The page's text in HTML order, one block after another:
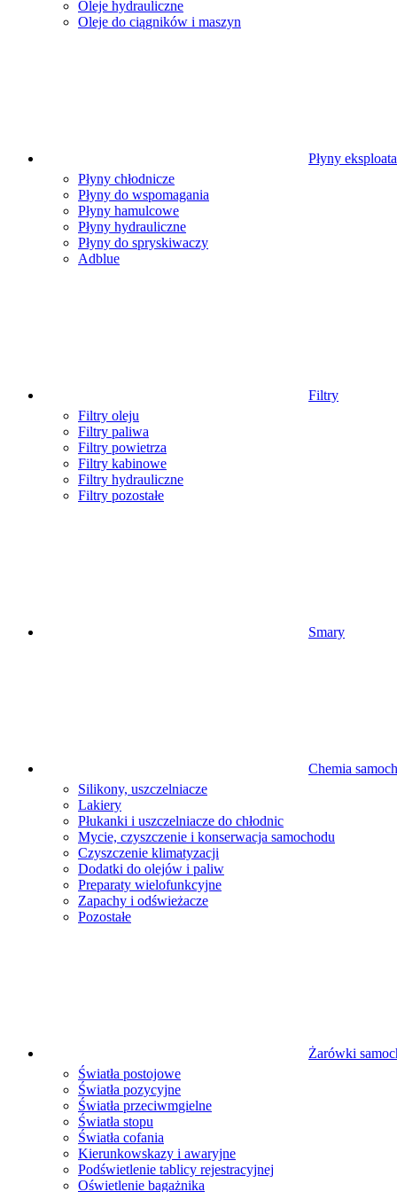
Oleje hydrauliczne
Oleje do ciągników i maszyn
Płyny
Płyny chłodnicze
Płyny do wspomagania
Płyny hamulcowe
Płyny hydrauliczne
Płyny do spryskiwaczy
Adblue
Filtry
Filtry oleju
Filtry paliwa
Filtry powietrza
Filtry kabinowe
Filtry hydrauliczne
Filtry pozostałe
Smary
Chemia
Silikony, uszczelniacze
Lakiery
Płukanki i uszczelniacze do chłodnic
Mycie, czyszczenie i konserwacja samochodu
Czyszczenie klimatyzacji
Dodatki do olejów i paliw
Preparaty wielofunkcyjne
Zapachy i odświeżacze
Pozostałe
Żarówki
Światła postojowe
Światła pozycyjne
Światła przeciwmgielne
Światła stopu
Światła cofania
Kierunkowskazy i awaryjne
Podświetlenie tablicy rejestracyjnej
Oświetlenie bagażnika